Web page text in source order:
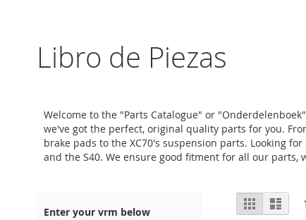
Libro de Piezas
Welcome to the "Parts Catalogue" or
we've got the perfect, original quality parts for you.
brake pads to the XC70's suspension parts. Looking
and the S40. We ensure good fitment for all our parts,
View
as
Grid List
Enter your vrm below